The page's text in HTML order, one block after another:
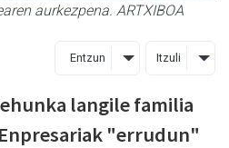
aurkezpena. ARTXIBOA
Entzun Itzuli
langile familia
"errudun"